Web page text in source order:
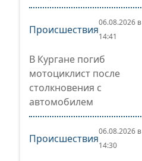
Происшествия
06.08.2026 в
14:41
В Кургане погиб
мотоциклист после
столкновения с
автомобилем
Происшествия
06.08.2026 в
14:30